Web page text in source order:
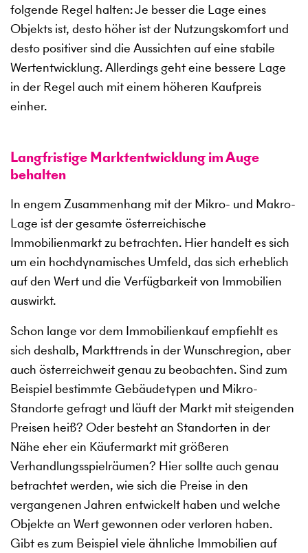
folgende Regel halten: Je besser die Lage eines
Objekts ist, desto höher ist der Nutzungskomfort und
desto positiver sind die Aussichten auf eine stabile
Wertentwicklung. Allerdings geht eine bessere Lage
in der Regel auch mit einem höheren Kaufpreis
einher.
Langfristige Marktentwicklung im Auge
behalten
In engem Zusammenhang mit der Mikro- und Makro-
Lage ist der gesamte österreichische
Immobilienmarkt zu betrachten. Hier handelt es sich
um ein hochdynamisches Umfeld, das sich erheblich
auf den Wert und die Verfügbarkeit von Immobilien
auswirkt.
Schon lange vor dem Immobilienkauf empfiehlt es
sich deshalb, Markttrends in der Wunschregion, aber
auch österreichweit genau zu beobachten. Sind zum
Beispiel bestimmte Gebäudetypen und Mikro-
Standorte gefragt und läuft der Markt mit steigenden
Preisen heiß? Oder besteht an Standorten in der
Nähe eher ein Käufermarkt mit größeren
Verhandlungsspielräumen? Hier sollte auch genau
betrachtet werden, wie sich die Preise in den
vergangenen Jahren entwickelt haben und welche
Objekte an Wert gewonnen oder verloren haben.
Gibt es zum Beispiel viele ähnliche Immobilien auf